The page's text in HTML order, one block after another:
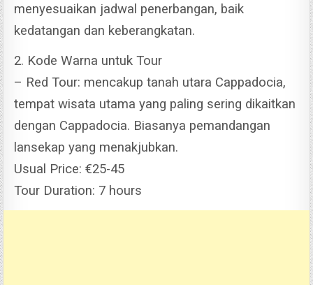
menyesuaikan jadwal penerbangan, baik
kedatangan dan keberangkatan.
2. Kode Warna untuk Tour
– Red Tour: mencakup tanah utara Cappadocia,
tempat wisata utama yang paling sering dikaitkan
dengan Cappadocia. Biasanya pemandangan
lansekap yang menakjubkan.
Usual Price: €25-45
Tour Duration: 7 hours